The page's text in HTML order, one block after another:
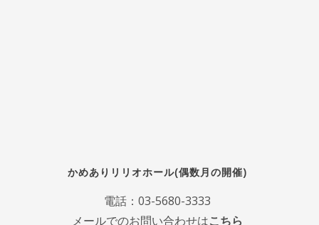
かめありリリオホール(偶数月の開催)
電話：03-5680-3333
メールでのお問い合わせはこちら